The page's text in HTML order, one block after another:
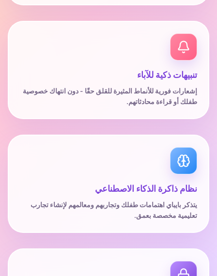
تنبيهات ذكية للآباء
إشعارات فورية للأنماط المثيرة للقلق حقًا - دون انتهاك خصوصية
طفلك أو قراءة محادثاتهم.
نظام ذاكرة الذكاء الاصطناعي
يتذكر بايباي اهتمامات طفلك وتجاربهم ومعالمهم لإنشاء تجارب
تعليمية مخصصة بعمق.